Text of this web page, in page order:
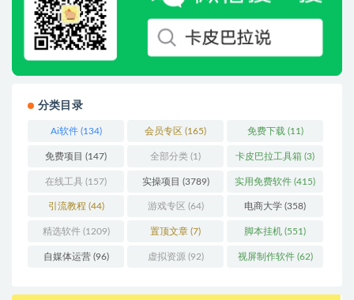
分类目录
Ai软件(134) 会员专区 (165) 免费下载 (11)
免费项目 (147) 全部分类 (1) 卡皮巴拉工具箱 (3)
在线工具 (157) 实操项目 (3789) 实用免费软件 (415)
引流教程 (44) 游戏专区 (64) 电商大学 (358)
精选软件(1209) 置顶文章 (7) 脚本挂机 (551)
自媒体运营(96) 虚拟资源 (92) 视屏制作软件(62)